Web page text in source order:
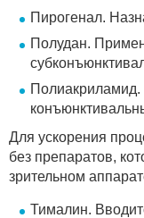
Пирогенал.
Полудан.
Для ускорения
без препаратов,
зрительном
Тималин.